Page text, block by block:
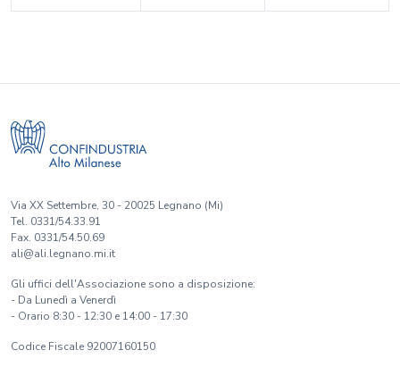
Via XX Settembre, 30 - 20025 Legnano (Mi)
Tel. 0331/54.33.91
Fax. 0331/54.50.69
ali@ali.legnano.mi.it
Gli uffici dell'Associazione sono a disposizione:
- Da Lunedì a Venerdì
- Orario 8:30 - 12:30 e 14:00 - 17:30
Codice Fiscale 92007160150